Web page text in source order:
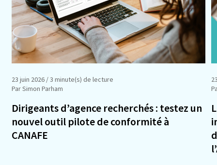
23 juin 2026 / 3 minute(s) de lecture
Par Simon Parham
Dirigeants d’agence recherchés : testez un
nouvel outil pilote de conformité à
CANAFE